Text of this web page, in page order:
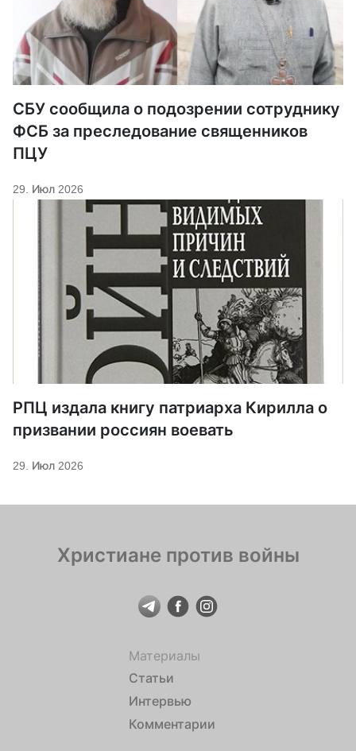
СБУ сообщила о подозрении сотруднику
ФСБ за преследование священников
ПЦУ
29. Июл 2026
РПЦ издала книгу патриарха Кирилла о
призвании россиян воевать
29. Июл 2026
Христиане против войны
Материалы
Статьи
Интервью
Комментарии